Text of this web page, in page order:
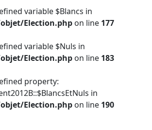
variable $Blancs in
Election.php on line 177
variable $Nuls in
Election.php on line 183
property:
in
Election.php on line 190